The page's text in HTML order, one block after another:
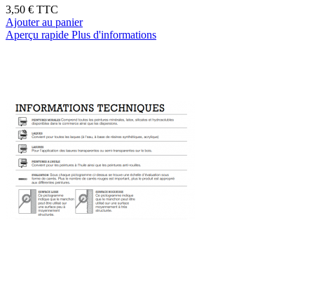
3,50 € TTC
Ajouter au panier
Aperçu rapide Plus d'informations